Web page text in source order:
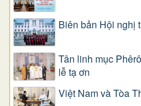
Biên bản Hội nghị
Tân linh mục
lễ tạ ơn
Việt Nam và Tòa